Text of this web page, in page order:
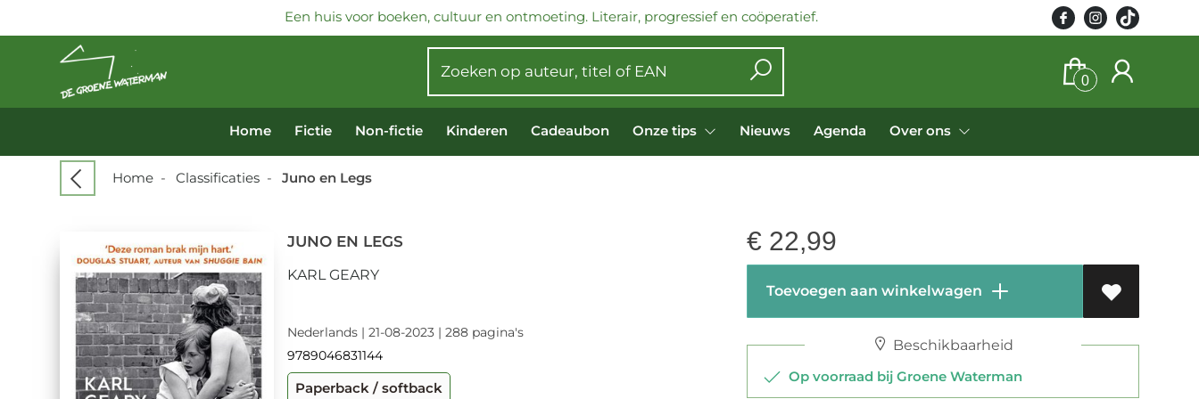
Een huis voor boeken, cultuur en ontmoeting. Literair, progressief en coöperatief.
0
Home Fictie Non-fictie Kinderen Cadeaubon Onze tips Nieuws Agenda Over ons
Home - Classificaties - Juno en Legs
JUNO EN LEGS
KARL GEARY
Nederlands | 21-08-2023 | 288 pagina's
9789046831144
Paperback / softback
€ 22,99
Toevoegen aan winkelwagen
Beschikbaarheid
Op voorraad bij Groene Waterman